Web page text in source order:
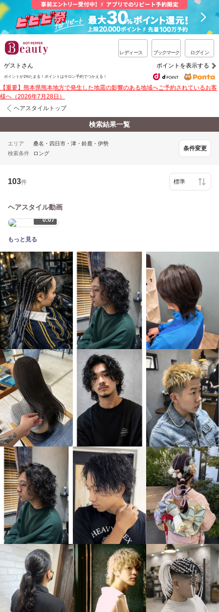
レディース ブックマーク ログイン
ゲストさん ポイントを表示する
ポイントが1%たまる！ポイントはサロン予約でつかえる！
【重要】熊本県熊本地方で発生した地震の影響のある地域へご予約されているお客
様へ（2026年7月28日）
ヘアスタイルトップ
検索結果一覧
エリア
桑名・四日市・津・鈴鹿・伊勢
検索条件
ロング
条件変更
103件
ヘアスタイル動画
0:07
もっと見る